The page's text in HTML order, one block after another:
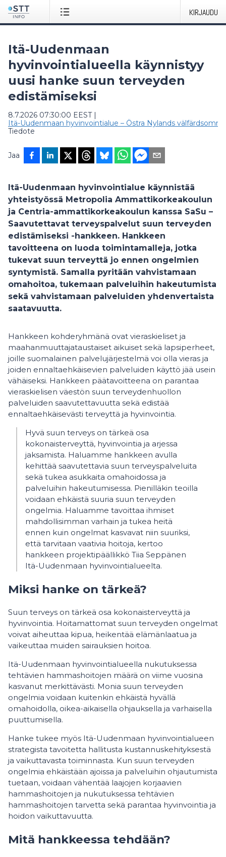
KIRJAUDU
Itä-Uudenmaan
hyvinvointialueella käynnistyy
uusi hanke suun terveyden
edistämiseksi
8.7.2026 07:30:00 EEST|
Itä-Uudenmaan hyvinvointialue – Östra Nylands
Tiedote
Jaa
Itä-Uudenmaan hyvinvointialue käynnistää
yhteistyössä Metropolia Ammattikorkeakoulun
ja Centria-ammattikorkeakoulun kanssa SaSu –
Saavutettavat terveyspalvelut suun terveyden
edistämiseksi -hankkeen. Hankkeen
tavoitteena on luoda toimintamalleja, jotka
tukevat suun terveyttä jo ennen ongelmien
syntymistä. Samalla pyritään vahvistamaan
omahoitoa, tukemaan palveluihin hakeutumista
sekä vahvistamaan palveluiden yhdenvertaista
saatavuutta.
Hankkeen kohderyhmänä ovat vieraskieliset ja
maahanmuuttajataustaiset aikuiset sekä lapsiperheet,
joille suomalainen palvelujärjestelmä voi olla vieras ja
joiden ennaltaehkäisevien palveluiden käyttö jää usein
vähäiseksi. Hankkeen päätavoitteena on parantaa
vieraskielisen väestön suun terveydenhuollon
palveluiden saavutettavuutta sekä edistää
ennaltaehkäisevästi terveyttä ja hyvinvointia.
Hyvä suun terveys on tärkeä osa
kokonaisterveyttä, hyvinvointia ja arjessa
jaksamista. Haluamme hankkeen avulla
kehittää saavutettavia suun terveyspalveluita
sekä tukea asukkaita omahoidossa ja
palveluihin hakeutumisessa. Pienilläkin teoilla
voidaan ehkäistä suuria suun terveyden
ongelmia. Haluamme tavoittaa ihmiset
mahdollisimman varhain ja tukea heitä
ennen kuin ongelmat kasvavat niin suuriksi,
että tarvitaan vaativia hoitoja, kertoo
hankkeen projektipäällikkö Tiia Seppänen
Itä-Uudenmaan hyvinvointialueelta.
Miksi hanke on tärkeä?
Suun terveys on tärkeä osa kokonaisterveyttä ja
hyvinvointia. Hoitamattomat suun terveyden ongelmat
voivat aiheuttaa kipua, heikentää elämänlaatua ja
vaikeuttaa muiden sairauksien hoitoa.
Itä-Uudenmaan hyvinvointialueella nukutuksessa
tehtävien hammashoitojen määrä on viime vuosina
kasvanut merkittävästi. Monia suun terveyden
ongelmia voidaan kuitenkin ehkäistä hyvällä
omahoidolla, oikea-aikaisella ohjauksella ja varhaisella
puuttumisella.
Hanke tukee myös Itä-Uudenmaan hyvinvointialueen
strategista tavoitetta hallitusta kustannuskehityksestä
ja vaikuttavasta toiminnasta. Kun suun terveyden
ongelmia ehkäistään ajoissa ja palveluihin ohjautumista
tuetaan, voidaan vähentää laajojen korjaavien
hammashoitojen ja nukutuksessa tehtävien
hammashoitojen tarvetta sekä parantaa hyvinvointia ja
hoidon vaikuttavuutta.
Mitä hankkeessa tehdään?